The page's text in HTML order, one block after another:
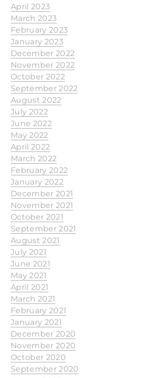
April 2023
March 2023
February 2023
January 2023
December 2022
November 2022
October 2022
September 2022
August 2022
July 2022
June 2022
May 2022
April 2022
March 2022
February 2022
January 2022
December 2021
November 2021
October 2021
September 2021
August 2021
July 2021
June 2021
May 2021
April 2021
March 2021
February 2021
January 2021
December 2020
November 2020
October 2020
September 2020